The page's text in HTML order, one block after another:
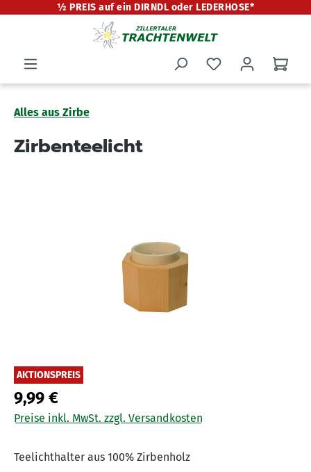
springen
½ PREIS auf ein DIRNDL oder LEDERHOSE*
Alles aus Zirbe
Zirbenteelicht
AKTIONSPREIS
9,99 €
Preise inkl. MwSt. zzgl. Versandkosten
Teelichthalter aus 100% Zirbenholz